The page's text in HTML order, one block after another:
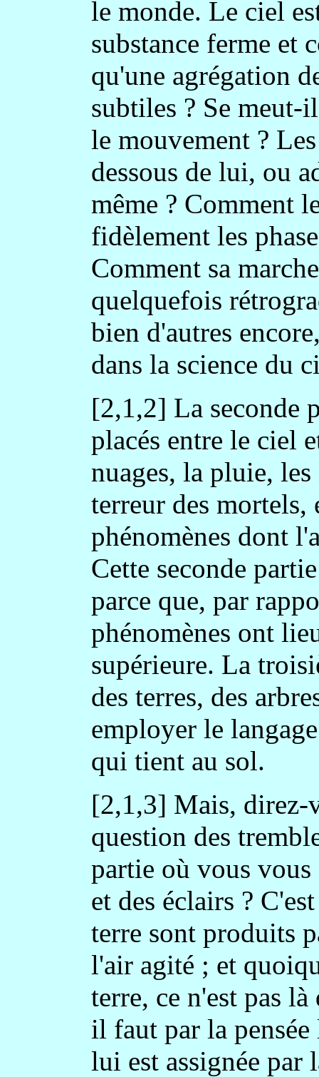
le monde. Le ciel
substance ferme et
qu'une agrégation
subtiles ? Se
le mouvement ?
dessous de lui, ou
même ? Comment
fidèlement les
Comment sa
quelquefois
bien d'autres
dans la science du
[2,1,2] La seconde
placés entre le ciel
nuages, la pluie,
terreur des mortels,
phénomènes dont
Cette seconde
parce que, par
phénomènes ont
supérieure. La
des terres, des
employer le
qui tient au sol.
[2,1,3] Mais, direz-
question des
partie où vous vous
et des éclairs ?
terre sont produits
l'air agité ; et
terre, ce n'est pas
il faut par la
lui est assignée par